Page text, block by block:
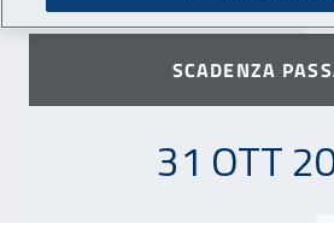
SCADENZA
31 OTTOBRE
31 OTT